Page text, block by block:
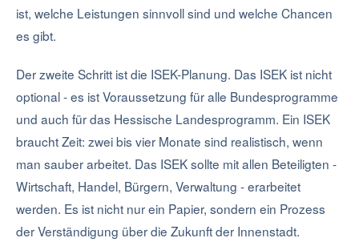
ist, welche Leistungen sinnvoll sind und welche Chancen
es gibt.
Der zweite Schritt ist die ISEK-Planung. Das ISEK ist nicht
optional - es ist Voraussetzung für alle Bundesprogramme
und auch für das Hessische Landesprogramm. Ein ISEK
braucht Zeit: zwei bis vier Monate sind realistisch, wenn
man sauber arbeitet. Das ISEK sollte mit allen Beteiligten -
Wirtschaft, Handel, Bürgern, Verwaltung - erarbeitet
werden. Es ist nicht nur ein Papier, sondern ein Prozess
der Verständigung über die Zukunft der Innenstadt.